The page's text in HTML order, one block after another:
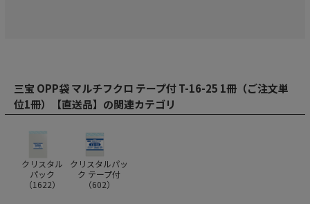
三宝 OPP袋 マルチフクロ テープ付 T-16-25 1冊（ご注文単
位1冊）【直送品】の関連カテゴリ
クリスタル
パック
（1622）
クリスタルパッ
ク テープ付
（602）